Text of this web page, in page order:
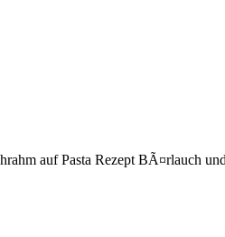
auf Pasta Rezept BÃ¤rlauch